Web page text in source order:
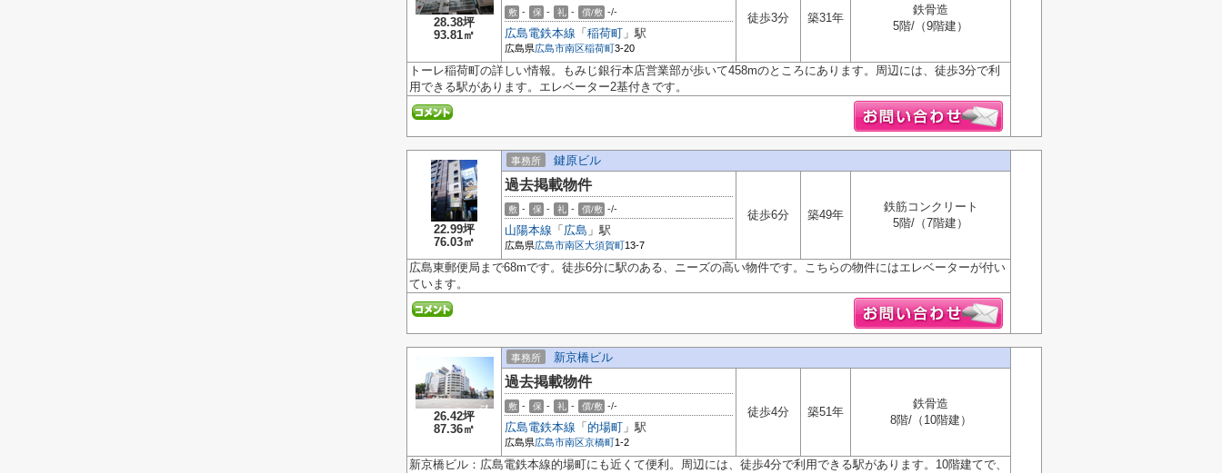
28.38坪
93.81㎡
敷 - 保 - 礼 - 償/敷 -/-
広島電鉄本線 「 稲荷町 」駅
広島県広島市南区稲荷町3-20
徒歩3分 築31年
鉄骨造
5階/（9階建）
トーレ稲荷町の詳しい情報。もみじ銀行本店営業部が歩いて458mのところにあります。周辺には、徒歩3分で利
用できる駅があります。エレベーター2基付きです。
22.99坪
76.03㎡
事務所 鍵原ビル
過去掲載物件
敷 - 保 - 礼 - 償/敷 -/-
山陽本線 「 広島 」駅
広島県広島市南区大須賀町13-7
徒歩6分 築49年
鉄筋コンクリート
5階/（7階建）
広島東郵便局まで68mです。徒歩6分に駅のある、ニーズの高い物件です。こちらの物件にはエレベーターが付い
ています。
26.42坪
87.36㎡
事務所 新京橋ビル
過去掲載物件
敷 - 保 - 礼 - 償/敷 -/-
広島電鉄本線 「 的場町 」駅
広島県広島市南区京橋町1-2
徒歩4分 築51年
鉄骨造
8階/（10階建）
新京橋ビル：広島電鉄本線的場町にも近くて便利。周辺には、徒歩4分で利用できる駅があります。10階建てで、